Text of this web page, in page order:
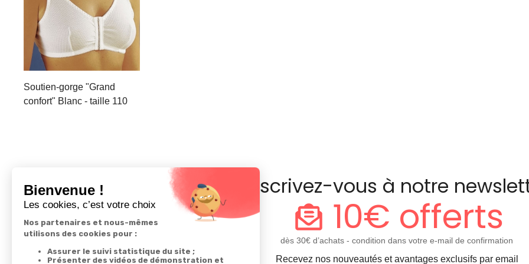
Soutien-gorge "Grand
confort" Blanc - taille 110
Inscrivez-vous à notre
10€ offerts
dès 30€ d’achats - condition dans votre e-mail de confirmation
Recevez nos nouveautés et avantages exclusifs par email